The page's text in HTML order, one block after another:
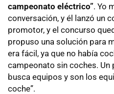
campeonato eléctrico”. Yo
conversación, y él lanzó un
promotor, y el concurso
propuso una solución para
era fácil, ya que no había
campeonato sin coches.
busca equipos y son los
coche”.